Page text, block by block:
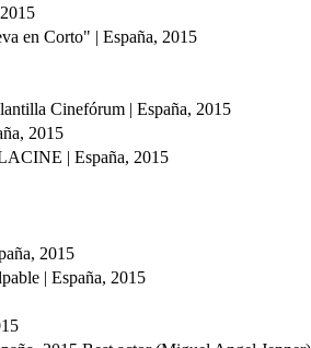
en Corto" | España, 2015
Cinefórum | España, 2015
2015
| España, 2015
2015
| España, 2015